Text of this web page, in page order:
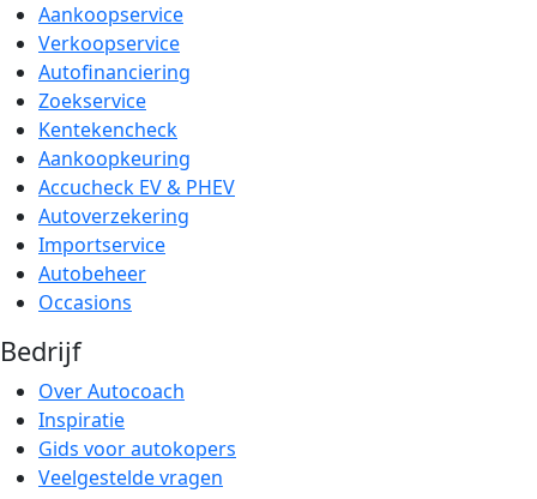
Aankoopservice
Verkoopservice
Autofinanciering
Zoekservice
Kentekencheck
Aankoopkeuring
Accucheck EV & PHEV
Autoverzekering
Importservice
Autobeheer
Occasions
Bedrijf
Over Autocoach
Inspiratie
Gids voor autokopers
Veelgestelde vragen